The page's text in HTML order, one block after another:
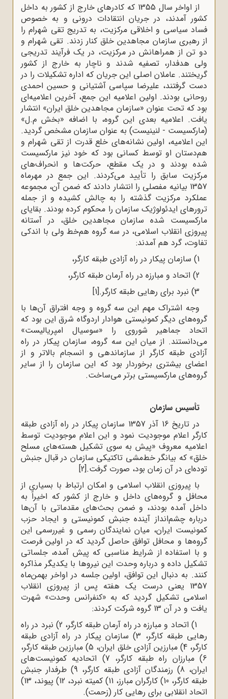
از اواخر سال 1355 که کادرهای خارج از کشور به داخل
کشور آمدند، در جریان انتقادات درونی و به‌ خصوص
فساد سیاسی و اخلاقی مرکزیت، به تدریج تقی شهرام را
از رهبری سازمان مجاهدین خلق کنار زدند. تقی شهرام و
دو تن از همراهانش در مرکزیت، در یک فرآیند تدریجی
ولی هدفدار، تصفیه شدند و ناچار به خارج از کشور
گریختند. عاملان اصلی این جریان که اداره تشکیلات را در
دست گرفتند، علیرضا سپاسی آشتیانی و حسین احمدی
روحانی بودند. اولین اعلامیه این جمع، آخرین اعلامیه‌ای
بود که تحت ‌عنوان «سازمان مجاهدین خلق ایران» انتشار
یافت. اعلامیه بعدی این گروه، با اضافه «بخش م.ل»
(مارکسیست - لنینیست) به‌ عنوان سازمان مشخص گردید.
این اعلامیه، اولین نشانه‌های خلع قدرت از تقی شهرام و
هم‌دستان او توسط کسانی بود که خود نیز مارکسیست
شده بودند و در یک مقطع، حرکت‌ها و انحراف‌های
مرکزیت سابق را تأیید می‌کردند. این جمع در مهرماه
1357 بیانیه مفصلی را انتشار دادند که ضمن آن، مجموعه
عملکرد مرکزیت گذشته را به چالش کشیده و از جمله
ترورهای ایدئولوژیک سازمان را محکوم کرده بودند. بقایای
مارکسیست‌ شده سازمان مجاهدین خلق، در آستانه
پیروزی انقلاب اسلامی، در سه گروه هم‌خط ولی با اندکی
تفاوت، گرد هم آمدند:
1) سازمان پیکار در راه آزادی طبقه کارگر،
2) اتحاد و مبارزه در راه آرمان طبقه کارگر،
3) نبرد برای رهایی طبقه کارگر.
[1]
وجه اشتراک مهم این سه گروه و وجه افتراق آن‌ها با
گروه‌های دیگر کمونیستی هوادار اردوگاه شرق این بود که
اتحاد جماهیر شوروی را «سوسیال امپریالیست»
می‌دانستند. از میان این سه گروه، سازمان پیکار در راه
آزادی طبقه کارگر از سازماندهی و انسجام بالاتر و از
اعضای بیشتری برخوردار بود که این سازمان را از سایر
گروه‌های مارکسیستی برتر می‌ساخت.
تأسیس سازمان
در تاریخ 16 آذر 1357 سازمان پیکار در راه آزادی طبقه
کارگر اعلام موجودیت نمود و این اعلام موجودیت توسط
اعلامیه معروف «پیش به سوی تشکیل هسته‌های مسلح
خلق» که بیانگر خط‌مشی تاکتیکی سازمان در قبال جنبش
توده‌ای در آن زمان بود، صورت گرفت.[2]
با پیروزی انقلاب اسلامی و امکان ارتباط با بسیاری از
محافل و گروه‌های داخل و خارج از کشور که اخیراً به
داخل آمده بودند، و ضمن بحث‌های مقدماتی با آن‌ها
درباره چشم‌انداز آینده جنبش کمونیستی و ایجاد حزب
کمونیست ایران، میان نمایندگان رسمی و غیررسمی این
گروه‌ها و محافل توافق حاصل گردید که در اولین فرصت
و با استفاده از شرایط مناسبی که پیش آمده، جلساتی
تشکیل داده و درباره وحدت این نیروها با یکدیگر مذاکره
کنند. به دنبال این توافق، اولین جلسه در اواخر بهمن‌ماه
1357 یعنی درست یک هفته پس از پیروزی انقلاب
اسلامی تشکیل گردید که به «کنفرانس وحدت» شهرت
یافت و در آن 13 گروه شرکت کردند:
1) اتحاد و مبارزه در راه آرمان طبقه کارگر، 2) نبرد در راه
رهایی طبقه کارگر، 3) سازمان پیکار در راه آزادی طبقه
کارگر، 4) مبارزین آزادی خلق ایران، 5) مبارزین طبقه کارگر،
6) مبارزان راه طبقه کارگر، 7) اتحادیه کمونیست‌های
ایران، 8) رزمندگان آزادی طبقه کارگر، 9) طرفدار جنبش
طبقه کارگر، 10) کارگران مبارز، 11) کمیته نبرد، 12) پیوند، 13)
اتحاد انقلابی برای رهایی کار (زحمت).